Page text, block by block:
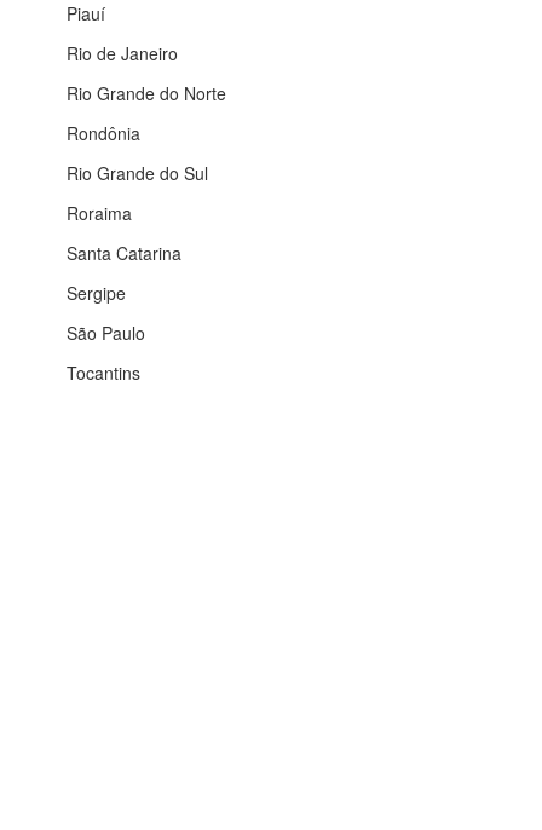
Piauí
Rio de Janeiro
Rio Grande do Norte
Rondônia
Rio Grande do Sul
Roraima
Santa Catarina
Sergipe
São Paulo
Tocantins